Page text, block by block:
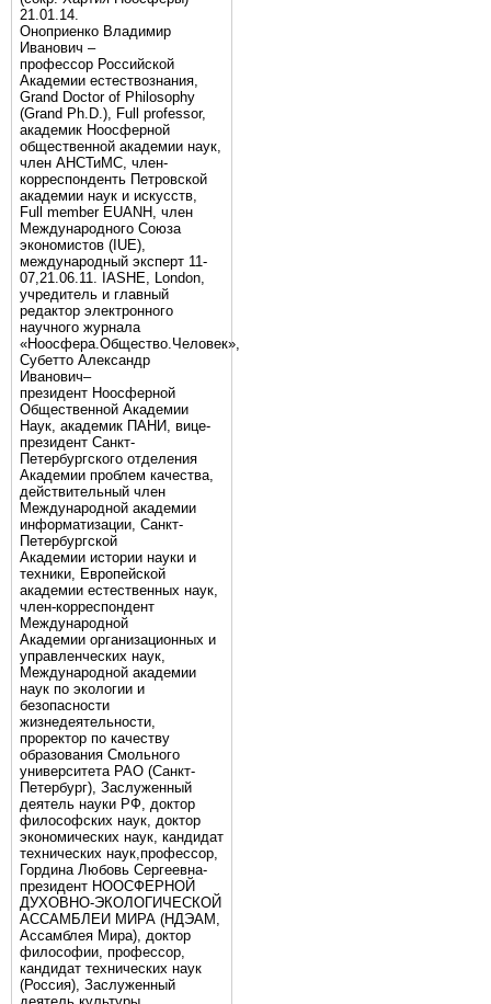
21.01.14.
Оноприенко Владимир
Иванович –
профессор Российской
Академии естествознания,
Grand Doctor of Philosophy
(Grand Ph.D.), Full professor,
академик Ноосферной
общественной академии наук,
член АНСТиМС, член-
корреспонденть Петровской
академии наук и искусств,
Full member EUANH, член
Международного Союза
экономистов (IUE),
международный эксперт 11-
07,21.06.11. IASHE, London,
учредитель и главный
редактор электронного
научного журнала
«Ноосфера.Общество.Человек»,
Субетто Александр
Иванович–
президент Ноосферной
Общественной Академии
Наук, академик ПАНИ, вице-
президент Санкт-
Петербургского отделения
Академии проблем качества,
действительный член
Международной академии
информатизации, Санкт-
Петербургской
Академии истории науки и
техники, Европейской
академии естественных наук,
член-корреспондент
Международной
Академии организационных и
управленческих наук,
Международной академии
наук по экологии и
безопасности
жизнедеятельности,
проректор по качеству
образования Смольного
университета РАО (Санкт-
Петербург), Заслуженный
деятель науки РФ, доктор
философских наук, доктор
экономических наук, кандидат
технических наук,профессор,
Гордина Любовь Сергеевна-
президент НООСФЕРНОЙ
ДУХОВНО-ЭКОЛОГИЧЕСКОЙ
АССАМБЛЕИ МИРА (НДЭАМ,
Ассамблея Мира), доктор
философии, профессор,
кандидат технических наук
(Россия), Заслуженный